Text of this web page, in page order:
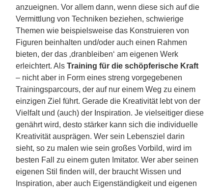
anzueignen. Vor allem dann, wenn diese sich auf die
Vermittlung von Techniken beziehen, schwierige
Themen wie beispielsweise das Konstruieren von
Figuren beinhalten und/oder auch einen Rahmen
bieten, der das ‚dranbleiben‘ am eigenen Werk
erleichtert. Als Training für die schöpferische Kraft
– nicht aber in Form eines streng vorgegebenen
Trainingsparcours, der auf nur einem Weg zu einem
einzigen Ziel führt. Gerade die Kreativität lebt von der
Vielfalt und (auch) der Inspiration. Je vielseitiger diese
genährt wird, desto stärker kann sich die individuelle
Kreativität ausprägen. Wer sein Lebensziel darin
sieht, so zu malen wie sein großes Vorbild, wird im
besten Fall zu einem guten Imitator. Wer aber seinen
eigenen Stil finden will, der braucht Wissen und
Inspiration, aber auch Eigenständigkeit und eigenen